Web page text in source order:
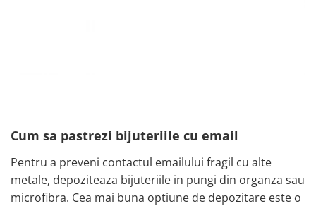
Cum sa pastrezi bijuteriile cu email
Pentru a preveni contactul emailului fragil cu alte
metale, depoziteaza bijuteriile in pungi din organza sau
microfibra. Cea mai buna optiune de depozitare este o